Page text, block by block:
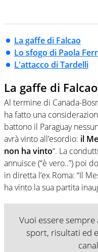
La gaffe di Falcao
Lo sfogo di Paola
L'attacco di Tardelli
La gaffe di Falcao
Al termine di Canada-
ha fatto una
battono il Paraguay
avrà vinto all’esordio: il
non ha vinto“. La
annuisce (“è vero..”) poi
in diretta l’ex Roma: “Il
ha vinto la sua partita
Vuoi essere
sport, risultati ed